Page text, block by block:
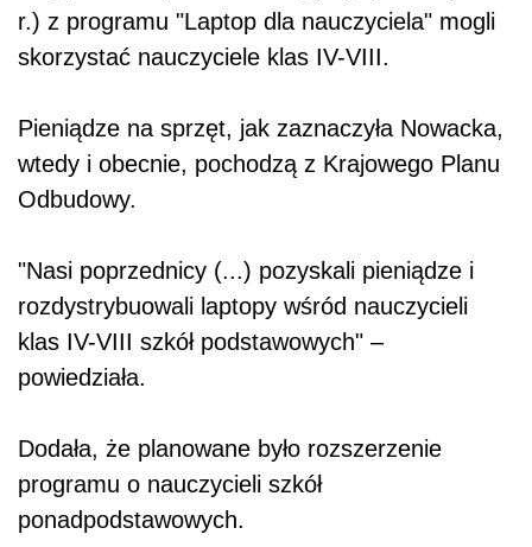
r.) z programu "Laptop dla nauczyciela" mogli
skorzystać nauczyciele klas IV-VIII.
Pieniądze na sprzęt, jak zaznaczyła Nowacka,
wtedy i obecnie, pochodzą z Krajowego Planu
Odbudowy.
"Nasi poprzednicy (...) pozyskali pieniądze i
rozdystrybuowali laptopy wśród nauczycieli
klas IV-VIII szkół podstawowych" –
powiedziała.
Dodała, że planowane było rozszerzenie
programu o nauczycieli szkół
ponadpodstawowych.